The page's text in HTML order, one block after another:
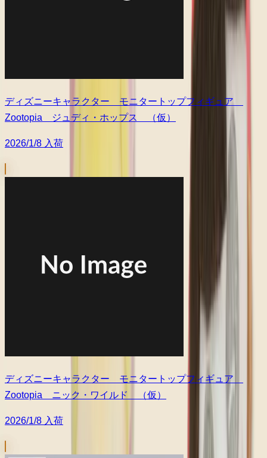
ディズニーキャラクター モニタートップフィギュア
Zootopia ジュディ・ホップス （仮）
2026/1/8 入荷
ディズニーキャラクター モニタートップフィギュア
Zootopia ニック・ワイルド （仮）
2026/1/8 入荷